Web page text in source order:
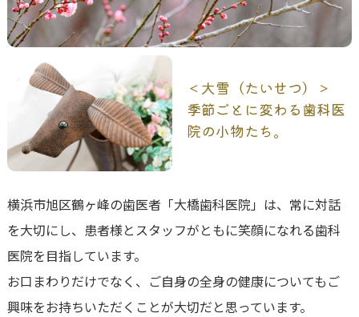
＜大雪（たいせつ）＞
季節ごとに変わる歯科医
院の小物たち。
横浜市旭区鶴ヶ峰の歯医者「大橋歯科医院」は、常に対話
を大切にし、患者様とスタッフがともに笑顔になれる歯科
医院を目指しています。
お口まわりだけでなく、ご自身の全身の健康についてもご
興味をお持ちいただくことが大切だと思っています。